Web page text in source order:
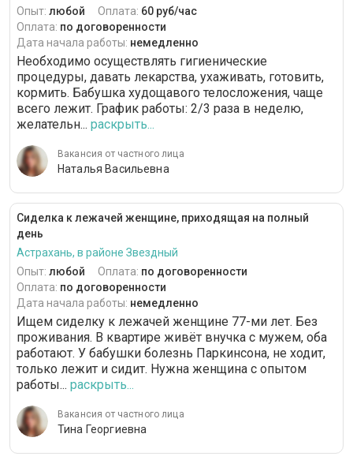
Опыт: любой Оплата: 60 руб/час
Оплата: по договоренности
Дата начала работы: немедленно
Необходимо осуществлять гигиенические
процедуры, давать лекарства, ухаживать, готовить,
кормить. Бабушка худощавого телосложения, чаще
всего лежит. График работы: 2/3 раза в неделю,
желательн... раскрыть...
Вакансия от частного лица
Наталья Васильевна
Сиделка к лежачей женщине, приходящая на полный
день
Астрахань, в районе Звездный
Опыт: любой Оплата: по договоренности
Оплата: по договоренности
Дата начала работы: немедленно
Ищем сиделку к лежачей женщине 77-ми лет. Без
проживания. В квартире живёт внучка с мужем, оба
работают. У бабушки болезнь Паркинсона, не ходит,
только лежит и сидит. Нужна женщина с опытом
работы... раскрыть...
Вакансия от частного лица
Тина Георгиевна